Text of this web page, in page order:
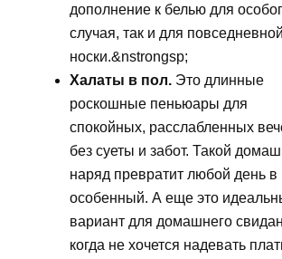
дополнение к белью для
случая, так и для повседневной
носки.&nstrongsp;
Халаты в пол.Это длинные
роскошные пеньюары для
спокойных, расслабленных
без суеты и забот. Такой
наряд превратит любой день в
особенный. А еще это
вариант для домашнего
когда не хочется надевать